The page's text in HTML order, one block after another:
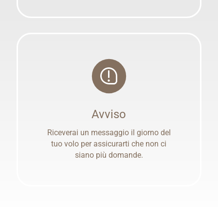
Avviso
Riceverai un messaggio il giorno del
tuo volo per assicurarti che non ci
siano più domande.